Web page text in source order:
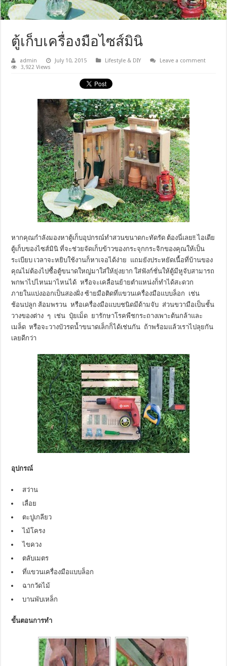
ตู้เก็บเครื่องมือไซส์มินิ
admin July 10, 2015 Lifestyle & DIY
Leave a comment
3,922 Views
หากคุณกำลังมองหาตู้เก็บอุปกรณ์ทำสวนขนาดกะทัดรัด ต้องนี่เลย!! ไอเดีย
ตู้เก็บของไซส์มินิ ที่จะช่วยจัดเก็บข้าวของกระจุกกระจิกของคุณให้เป็น
ระเบียบ เวลาจะหยิบใช้งานก็หาเจอได้ง่าย แถมยังประหยัดเนื้อที่บ้านของ
คุณไม่ต้องไปซื้อตู้ขนาดใหญ่มาใส่ให้ยุ่งยาก ใส่ฟังก์ชั่นให้ตู้มีหูจับสามารถ
พกพาไปไหนมาไหนได้ หรือจะเคลื่อนย้ายตำแหน่งก็ทำได้สะดวก
ภายในแบ่งออกเป็นสองฝั่ง ซ้ายมือติดที่แขวนเครื่องมือแบบล็อก เช่น
ช้อนปลูก ส้อมพรวน หรือเครื่องมือแบบชนิดมีด้ามจับ ส่วนขวามือเป็นชั้น
วางของต่าง ๆ เช่น ปุ๋ยเม็ด ยารักษาโรคพืชกระถางเพาะต้นกล้าและ
เมล็ด หรือจะวางบัวรดน้ำขนาดเล็กก็ได้เช่นกัน ถ้าพร้อมแล้วเราไปลุยกัน
เลยดีกว่า
อุปกรณ์
สว่าน
เลื่อย
ตะปูเกลียว
ไม้โครง
ไขควง
ตลับเมตร
ที่แขวนเครื่องมือแบบล็อก
ฉากวัดไม้
บานพับเหล็ก
ขั้นตอนการทำ